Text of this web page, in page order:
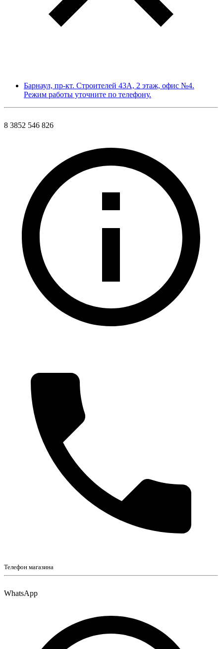
Барнаул, пр-кт. Строителей 43А, 2 этаж, офис №4.
Режим работы уточните по телефону.
8 3852 546 826
Телефон магазина
WhatsApp